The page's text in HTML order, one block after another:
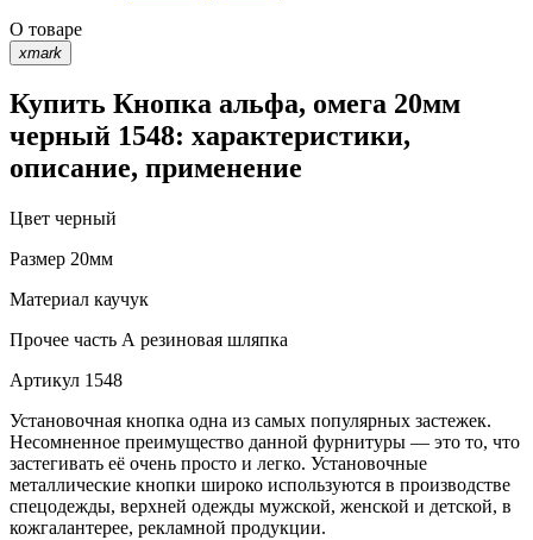
О товаре
xmark
Купить Кнопка альфа, омега 20мм
черный 1548: характеристики,
описание, применение
Цвет черный
Размер 20мм
Материал каучук
Прочее часть А резиновая шляпка
Артикул 1548
Установочная кнопка одна из самых популярных застежек.
Несомненное преимущество данной фурнитуры — это то, что
застегивать её очень просто и легко. Установочные
металлические кнопки широко используются в производстве
спецодежды, верхней одежды мужской, женской и детской, в
кожгалантерее, рекламной продукции.